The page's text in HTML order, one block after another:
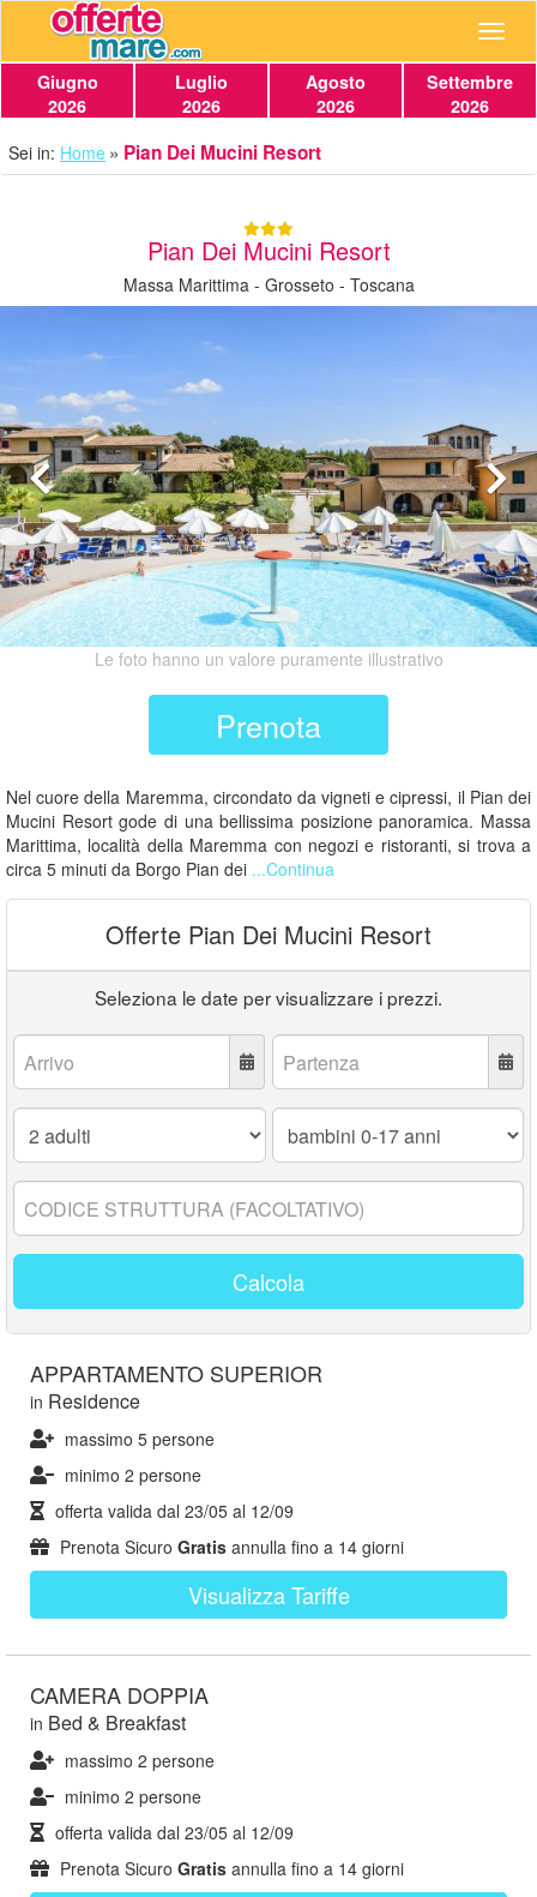
Giugno
2026
Luglio
2026
Agosto
2026
Settembre
2026
Sei in: Home Pian Dei Mucini Resort
Pian Dei Mucini Resort
Massa Marittima - Grosseto - Toscana
Le foto hanno un valore puramente illustrativo
Prenota
Nel cuore della Maremma, circondato da vigneti e cipressi, il Pian dei
Mucini Resort gode di una bellissima posizione panoramica. Massa
Marittima, località della Maremma con negozi e ristoranti, si trova a
circa 5 minuti da Borgo Pian dei ...Continua
Offerte Pian Dei Mucini Resort
Seleziona le date per visualizzare i prezzi.
Arrivo: Partenza:
Adulti:
Bambini
17
Codice
struttura:
Calcola
APPARTAMENTO SUPERIOR
in Residence
massimo 5 persone
minimo 2 persone
offerta valida dal 23/05 al 12/09
Prenota Sicuro Gratis annulla fino a 14 giorni
Visualizza Tariffe
CAMERA DOPPIA
in Bed & Breakfast
massimo 2 persone
minimo 2 persone
offerta valida dal 23/05 al 12/09
Prenota Sicuro Gratis annulla fino a 14 giorni